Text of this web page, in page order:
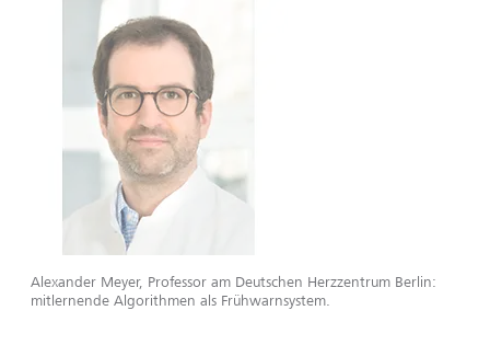
Alexander Meyer, Professor am Deutschen Herzzentrum Berlin:
mitlernende Algorithmen als Frühwarnsystem.